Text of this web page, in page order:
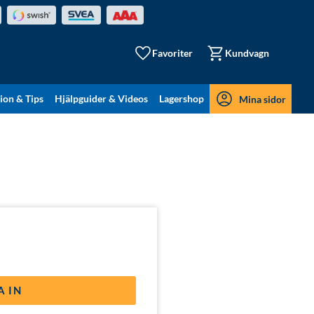
Favoriter Kundvagn
& Tips Hjälpguider & Videos Lagershop Mina sidor
IN